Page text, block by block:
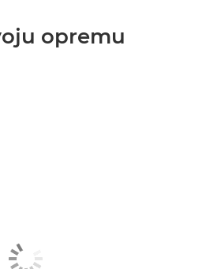
opremu